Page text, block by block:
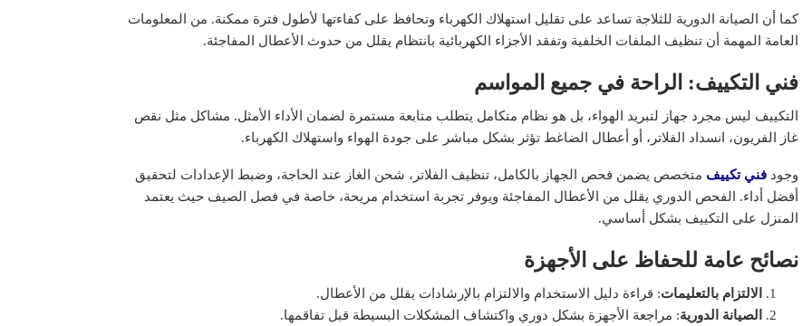
كما أن الصيانة الدورية للثلاجة تساعد على تقليل استهلاك الكهرباء وتحافظ على كفاءتها لأطول فترة ممكنة. من المعلومات
العامة المهمة أن تنظيف الملفات الخلفية وتفقد الأجزاء الكهربائية بانتظام يقلل من حدوث الأعطال المفاجئة.
فني التكييف: الراحة في جميع المواسم
التكييف ليس مجرد جهاز لتبريد الهواء، بل هو نظام متكامل يتطلب متابعة مستمرة لضمان الأداء الأمثل. مشاكل مثل نقص
غاز الفريون، انسداد الفلاتر، أو أعطال الضاغط تؤثر بشكل مباشر على جودة الهواء واستهلاك الكهرباء.
وجود فني تكييف متخصص يضمن فحص الجهاز بالكامل، تنظيف الفلاتر، شحن الغاز عند الحاجة، وضبط الإعدادات لتحقيق
أفضل أداء. الفحص الدوري يقلل من الأعطال المفاجئة ويوفر تجربة استخدام مريحة، خاصة في فصل الصيف حيث يعتمد
المنزل على التكييف بشكل أساسي.
نصائح عامة للحفاظ على الأجهزة
الالتزام بالتعليمات: قراءة دليل الاستخدام والالتزام بالإرشادات يقلل من الأعطال.
الصيانة الدورية: مراجعة الأجهزة بشكل دوري واكتشاف المشكلات البسيطة قبل تفاقمها.